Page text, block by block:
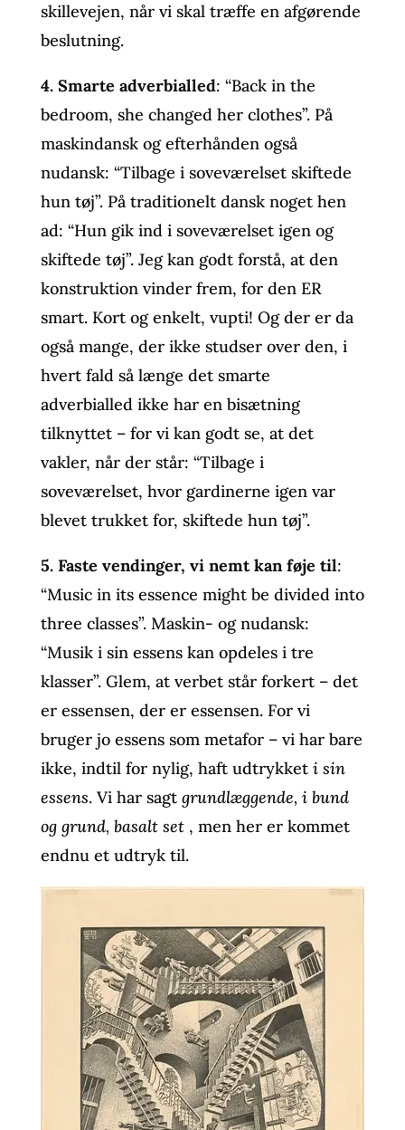
skillevejen, når vi skal træffe en afgørende
beslutning.
4. Smarte adverbialled: “Back in the
bedroom, she changed her clothes”. På
maskindansk og efterhånden også
nudansk: “Tilbage i soveværelset skiftede
hun tøj”. På traditionelt dansk noget hen
ad: “Hun gik ind i soveværelset igen og
skiftede tøj”. Jeg kan godt forstå, at den
konstruktion vinder frem, for den ER
smart. Kort og enkelt, vupti! Og der er da
også mange, der ikke studser over den, i
hvert fald så længe det smarte
adverbialled ikke har en bisætning
tilknyttet – for vi kan godt se, at det
vakler, når der står: “Tilbage i
soveværelset, hvor gardinerne igen var
blevet trukket for, skiftede hun tøj”.
5. Faste vendinger, vi nemt kan føje til:
“Music in its essence might be divided into
three classes”. Maskin- og nudansk:
“Musik i sin essens kan opdeles i tre
klasser”. Glem, at verbet står forkert – det
er essensen, der er essensen. For vi
bruger jo essens som metafor – vi har bare
ikke, indtil for nylig, haft udtrykket i sin
essens. Vi har sagt grundlæggende, i bund
og grund, basalt set , men her er kommet
endnu et udtryk til.